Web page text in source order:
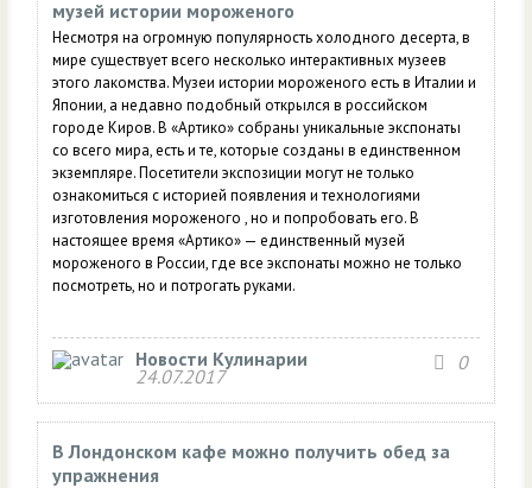
музей истории мороженого
Несмотря на огромную популярность холодного десерта, в
мире существует всего несколько интерактивных музеев
этого лакомства. Музеи истории мороженого есть в Италии и
Японии, а недавно подобный открылся в российском
городе Киров. В «Артико» собраны уникальные экспонаты
со всего мира, есть и те, которые созданы в единственном
экземпляре. Посетители экспозиции могут не только
ознакомиться с историей появления и технологиями
изготовления мороженого , но и попробовать его. В
настоящее время «Артико» — единственный музей
мороженого в России, где все экспонаты можно не только
посмотреть, но и потрогать руками.
Новости Кулинарии
24.07.2017
0
В Лондонском кафе можно получить обед за
упражнения